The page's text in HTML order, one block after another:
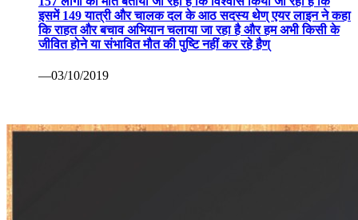
इसमें 149 यात्री और चालक दल के आठ सदस्य थेण् एयर लाइन ने कहा
कि राहत और बचाव अभियान चलाया जा रहा है और हम अभी किसी के
जीवित होने या संभावित मौत की पुष्टि नहीं कर रहे हैण्
—03/10/2019